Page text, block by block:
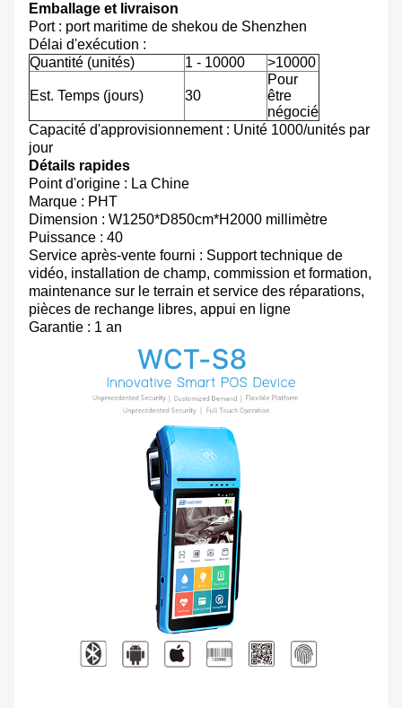
Emballage et livraison
Port : port maritime de shekou de Shenzhen
Délai d'exécution :
Quantité (unités)
1 - 10000 >10000
Est. Temps (jours) 30
Pour
être
négocié
Capacité d'approvisionnement : Unité 1000/unités par
jour
Détails rapides
Point d'origine : La Chine
Marque : PHT
Dimension : W1250*D850cm*H2000 millimètre
Puissance : 40
Service après-vente fourni : Support technique de
vidéo, installation de champ, commission et formation,
maintenance sur le terrain et service des réparations,
pièces de rechange libres, appui en ligne
Garantie : 1 an